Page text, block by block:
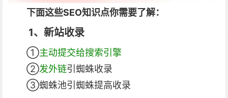
下面这些SEO知识点你需要了解：
1、新站收录
①主动提交给搜索引擎
②发外链引蜘蛛收录
③蜘蛛池引蜘蛛提高收录